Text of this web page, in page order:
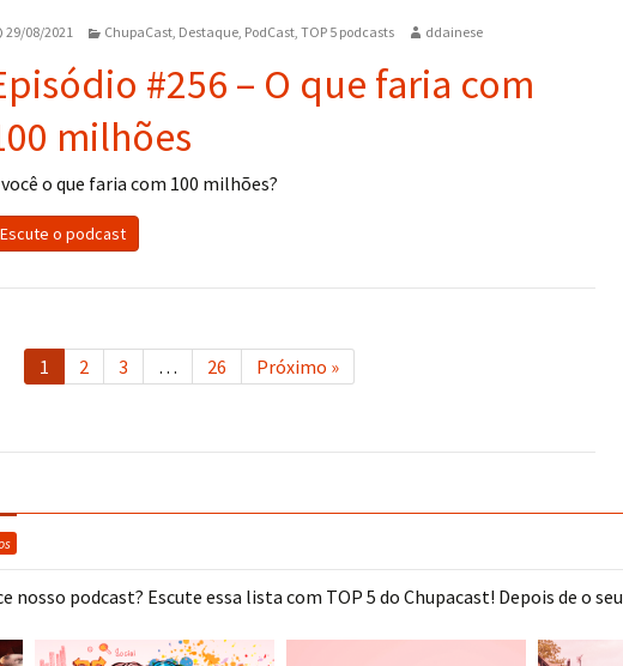
29/08/2021 ChupaCast Destaque PodCast TOP 5 podcasts ddainese
#256 – O que faria com
milhões
você o que faria com 100 milhões?
Escute o podcast
1 2 3 … 26 Próximo »
nosso podcast? Escute essa lista com TOP 5 do Chupacast! Depois de o seu